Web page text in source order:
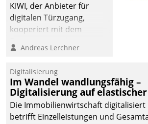
KIWI, der Anbieter für
digitalen Türzugang,
kooperiert mit dem
Softwareentwicklungshaus
Andreas Lerchner
Digitalisierung
Im Wandel wandlungsfähig –
Digitalisierung auf elastischer
Die Immobilienwirtschaft digitalisiert
betrifft Einzelleistungen und